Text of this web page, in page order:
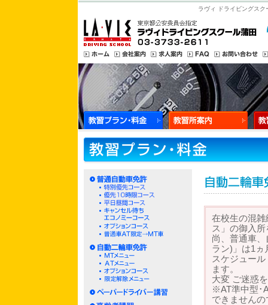
ラヴィ ドライビングス
在校生の混
ス」の御入
尚、普通車
ラン)」は1ヵ
スケジュー
ます。
大変 ご迷惑
※AT準中型･
できません